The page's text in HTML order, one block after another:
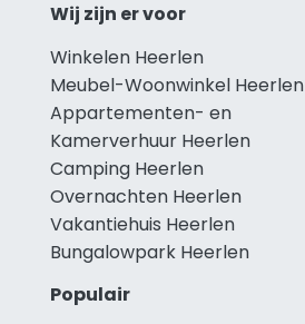
Wij zijn er voor
Winkelen Heerlen
Meubel-Woonwinkel Heerlen
Appartementen- en
Kamerverhuur Heerlen
Camping Heerlen
Overnachten Heerlen
Vakantiehuis Heerlen
Bungalowpark Heerlen
Populair